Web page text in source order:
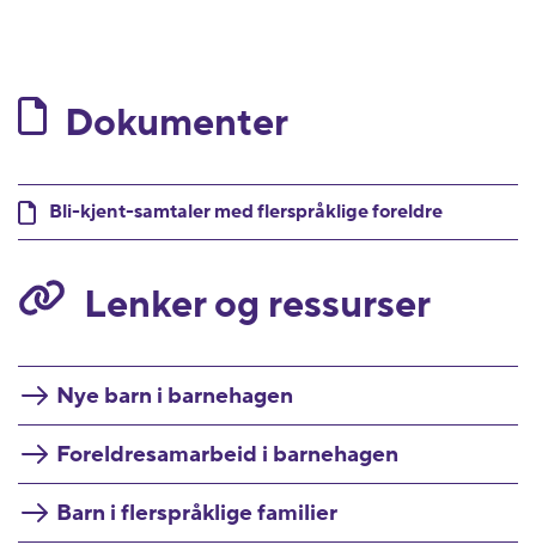
Dokumenter
Bli-kjent-samtaler med flerspråklige foreldre
Lenker og ressurser
Nye barn i barnehagen
Foreldresamarbeid i barnehagen
Barn i flerspråklige familier